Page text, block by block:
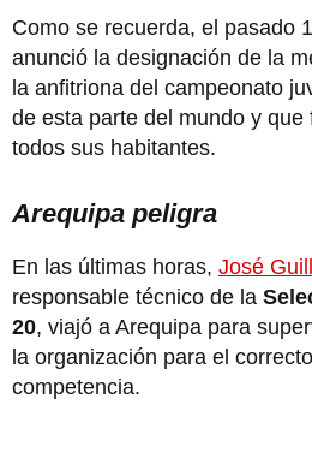
Como se recuerda, el pasado
anunció la designación de la
la anfitriona del campeonato
de esta parte del mundo y que
todos sus habitantes.
Arequipa peligra
En las últimas horas, José
responsable técnico de la
20, viajó a Arequipa para
la organización para el
competencia.